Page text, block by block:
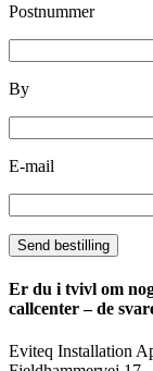
Postnummer
By
E-mail
Er du i tvivl om
callcenter – de
Eviteq Installation